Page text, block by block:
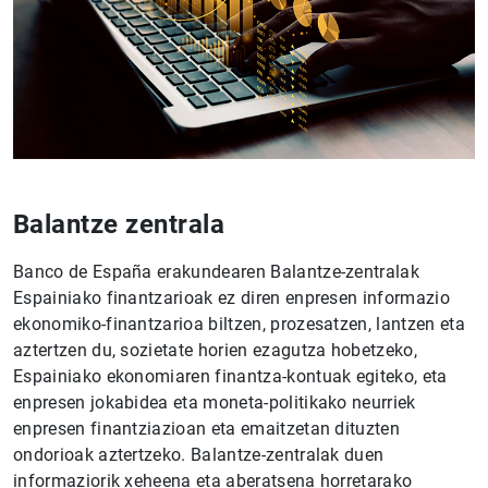
Balantze zentrala
Banco de España erakundearen Balantze-zentralak
Espainiako finantzarioak ez diren enpresen informazio
ekonomiko-finantzarioa biltzen, prozesatzen, lantzen eta
aztertzen du, sozietate horien ezagutza hobetzeko,
Espainiako ekonomiaren finantza-kontuak egiteko, eta
enpresen jokabidea eta moneta-politikako neurriek
enpresen finantziazioan eta emaitzetan dituzten
ondorioak aztertzeko. Balantze-zentralak duen
informaziorik xeheena eta aberatsena horretarako